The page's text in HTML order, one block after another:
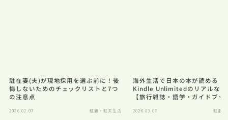
駐在妻(夫)が現地採用を選ぶ前に！後
悔しないためのチェックリストと7つ
の注意点
2026.02.07 駐妻・駐夫生活
海外生活で日本の本が読める！
Kindle Unlimitedのリアルな活
【旅行雑誌・語学・ガイドブッ
2026.03.07 駐妻・